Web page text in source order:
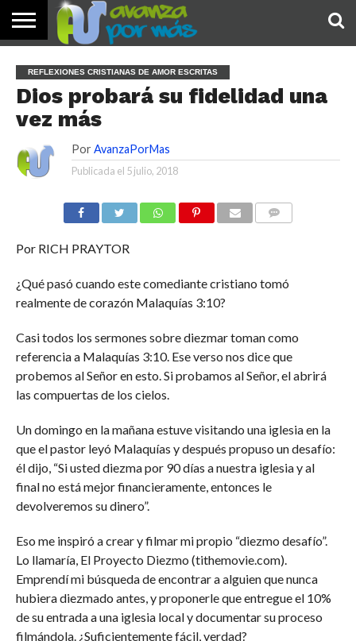
PALABRA
DE HOY
DEVOCIONALES
NOTICIAS
TESTIMONIOS
ORACIONES
SOBRE
NOSOTROS
IMÁGENES
REFLEXIONES CRISTIANAS DE AMOR ESCRITAS
Dios probará su fidelidad una
vez más
Por AvanzaPorMas
Publicada el 5 julio, 2018
Por RICH PRAYTOR
¿Qué pasó cuando este comediante cristiano tomó
realmente de corazón Malaquías 3:10?
Casi todos los sermones sobre diezmar toman como
referencia a Malaquías 3:10. Ese verso nos dice que
probemos al Señor en esto. Si probamos al Señor, el abrirá
las compuertas de los cielos.
Un domingo en la mañana estuve visitando una iglesia en la
que el pastor leyó Malaquías y después propuso un desafío:
él dijo, “Si usted diezma por 90 días a nuestra iglesia y al
final no está mejor financieramente, entonces le
devolveremos su dinero”.
Eso me inspiró a crear y filmar mi propio “diezmo desafío”.
Lo llamaría, El Proyecto Diezmo (tithemovie.com).
Emprendí mi búsqueda de encontrar a alguien que nunca
hubiera diezmado antes, y proponerle que entregue el 10%
de su entrada a una iglesia local y documentar su proceso
filmándola. ¿Suficientemente fácil, verdad?